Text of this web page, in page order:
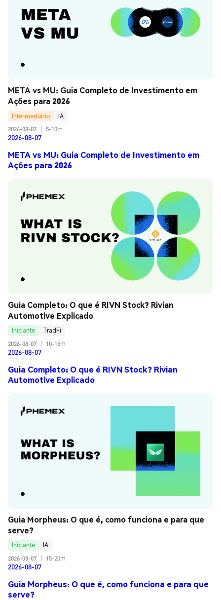
META vs MU: Guia Completo de Investimento em
Ações para 2026
Intermediário
IA
2026-08-07
5-10m
2026-08-07
META vs MU: Guia Completo de Investimento em
Ações para 2026
Guia Completo: O que é RIVN Stock? Rivian
Automotive Explicado
Iniciante
TradFi
2026-08-07
10-15m
2026-08-07
Guia Completo: O que é RIVN Stock? Rivian
Automotive Explicado
Guia Morpheus: O que é, como funciona e para que
serve?
Iniciante
IA
2026-08-07
15-20m
2026-08-07
Guia Morpheus: O que é, como funciona e para que
serve?